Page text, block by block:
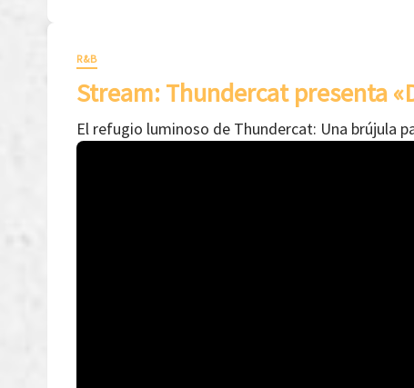
R&B
Stream: Thundercat presenta
El refugio luminoso de Thundercat: Una brújula